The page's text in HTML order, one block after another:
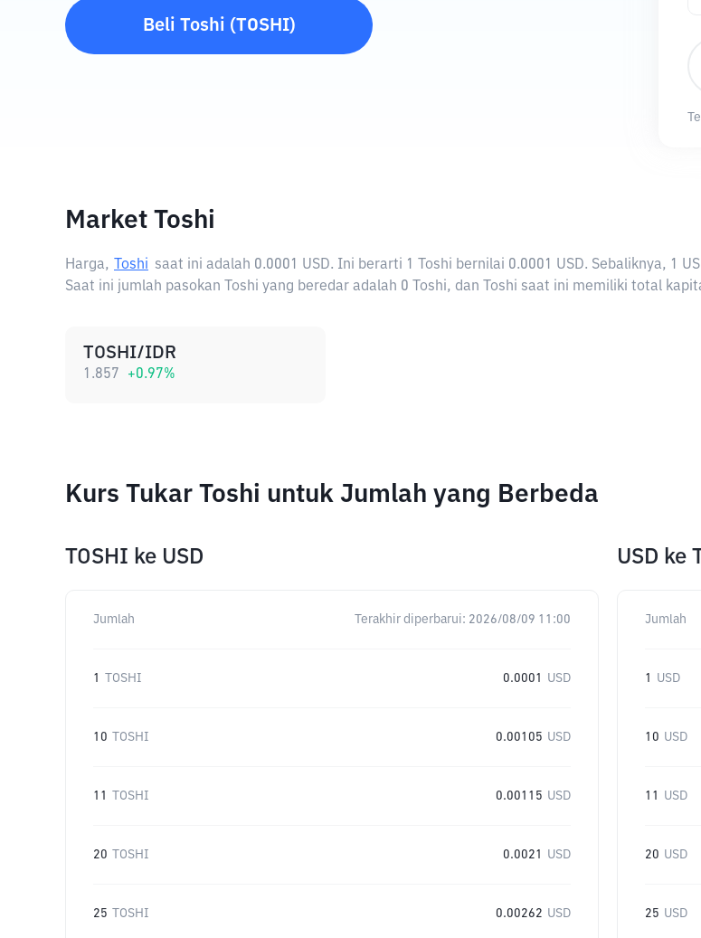
Beli Toshi (TOSHI)
Market Toshi
Harga, Toshi saat ini adalah 0.0001 USD. Ini berarti 1 Toshi bernilai 0.0001 USD. Sebaliknya, 1
Saat ini jumlah pasokan Toshi yang beredar adalah 0 Toshi, dan Toshi saat ini memiliki total
TOSHI/IDR
1.857 +0.97%
Kurs Tukar Toshi untuk Jumlah yang Berbeda
TOSHI ke USD
Jumlah Terakhir diperbarui: 2026/08/09 11:00
1 TOSHI 0.0001 USD
10 TOSHI 0.00105 USD
11 TOSHI 0.00115 USD
20 TOSHI 0.0021 USD
25 TOSHI 0.00262 USD
USD ke
Jumlah
1 USD
10 USD
11 USD
20 USD
25 USD